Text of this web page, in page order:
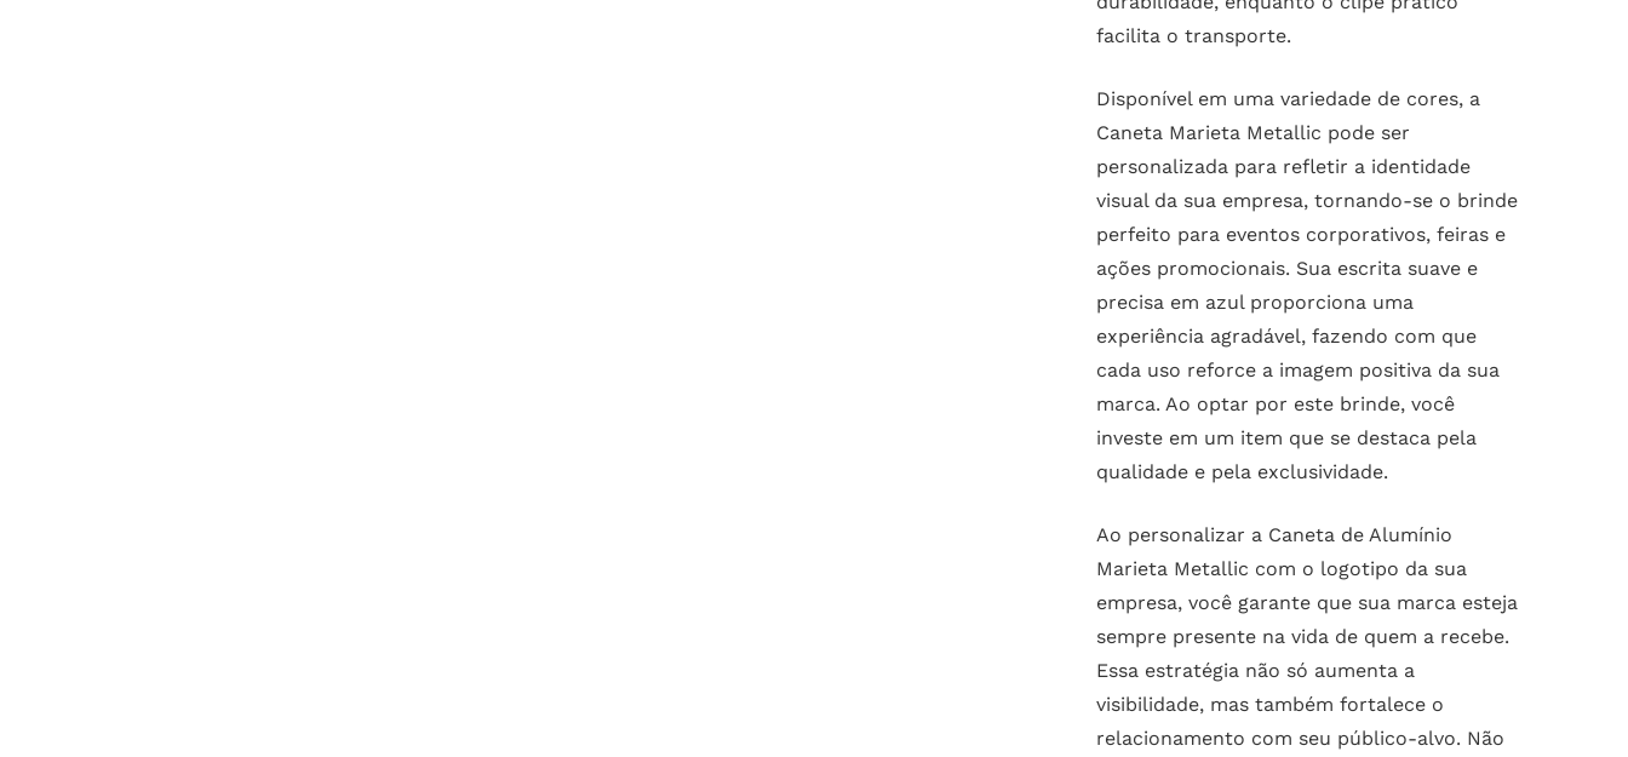
facilita o transporte.
Disponível em uma variedade de cores, a
Caneta Marieta Metallic pode ser
personalizada para refletir a identidade
visual da sua empresa, tornando-se o brinde
perfeito para eventos corporativos, feiras e
ações promocionais. Sua escrita suave e
precisa em azul proporciona uma
experiência agradável, fazendo com que
cada uso reforce a imagem positiva da sua
marca. Ao optar por este brinde, você
investe em um item que se destaca pela
qualidade e pela exclusividade.
Ao personalizar a Caneta de Alumínio
Marieta Metallic com o logotipo da sua
empresa, você garante que sua marca esteja
sempre presente na vida de quem a recebe.
Essa estratégia não só aumenta a
visibilidade, mas também fortalece o
relacionamento com seu público-alvo. Não